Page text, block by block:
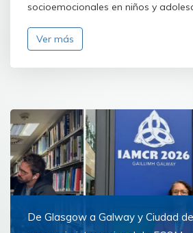
socioemocionales en niños y
Ver más
De Glasgow a Galway y Ciudad